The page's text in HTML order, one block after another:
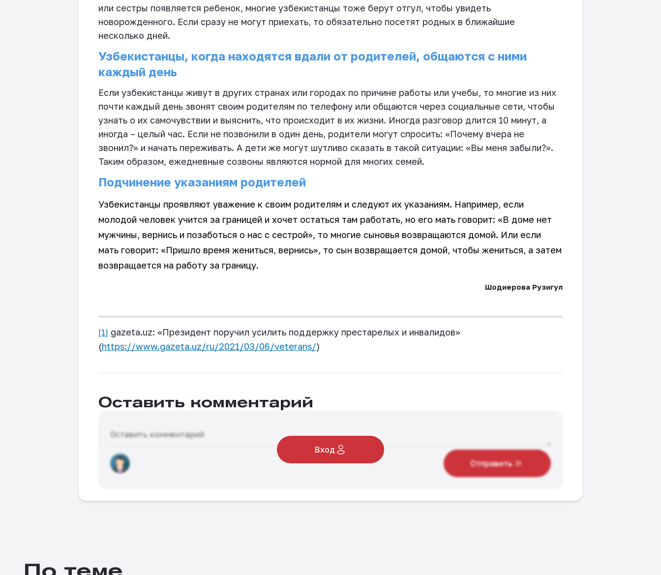
или сестры появляется ребенок, многие узбекистанцы тоже берут отгул, чтобы увидеть
новорожденного. Если сразу не могут приехать, то обязательно посетят родных в ближайшие
несколько дней.
Узбекистанцы, когда находятся вдали от родителей, общаются с ними
каждый день
Если узбекистанцы живут в других странах или городах по причине работы или учебы, то многие из них
почти каждый день звонят своим родителям по телефону или общаются через социальные сети, чтобы
узнать о их самочувствии и выяснить, что происходит в их жизни. Иногда разговор длится 10 минут, а
иногда – целый час. Если не позвонили в один день, родители могут спросить: «Почему вчера не
звонил?» и начать переживать. А дети же могут шутливо сказать в такой ситуации: «Вы меня забыли?».
Таким образом, ежедневные созвоны являются нормой для многих семей.
Подчинение указаниям родителей
Узбекистанцы проявляют уважение к своим родителям и следуют их указаниям. Например, если
молодой человек учится за границей и хочет остаться там работать, но его мать говорит: «В доме нет
мужчины, вернись и позаботься о нас с сестрой», то многие сыновья возвращаются домой. Или если
мать говорит: «Пришло время жениться, вернись», то сын возвращается домой, чтобы жениться, а затем
возвращается на работу за границу.
Шодиерова Рузигул
[1] gazeta.uz: «Президент поручил усилить поддержку престарелых и инвалидов»
(https://www.gazeta.uz/ru/2021/03/06/veterans/)
Оставить комментарий
Оставить комментарий
Отправить
Вход